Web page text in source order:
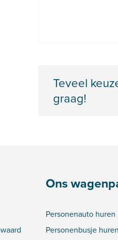
Teveel
graag!
Ons
Personenauto huren
Personenbusje huren